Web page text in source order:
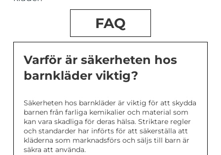
FAQ
Varför är säkerheten hos
barnkläder viktig?
Säkerheten hos barnkläder är viktig för att skydda
barnen från farliga kemikalier och material som
kan vara skadliga för deras hälsa. Striktare regler
och standarder har införts för att säkerställa att
kläderna som marknadsförs och säljs till barn är
säkra att använda.